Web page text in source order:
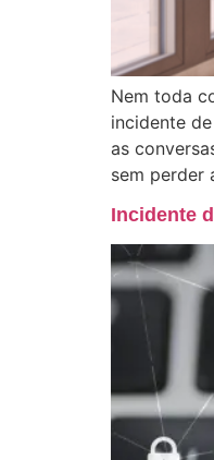
Nem toda
incidente
as
sem perder
Incidente